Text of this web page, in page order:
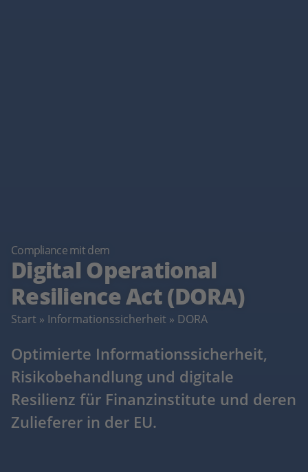
Compliance mit dem
Digital Operational
Resilience Act (DORA)
Start » Informationssicherheit » DORA
Optimierte Informationssicherheit,
Risikobehandlung und digitale
Resilienz für Finanzinstitute und deren
Zulieferer in der EU.